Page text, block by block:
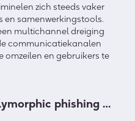
zich steeds vaker
en samenwerkingstools.
multichannel dreiging
communicatiekanalen
omzeilen en gebruikers te
phishing …